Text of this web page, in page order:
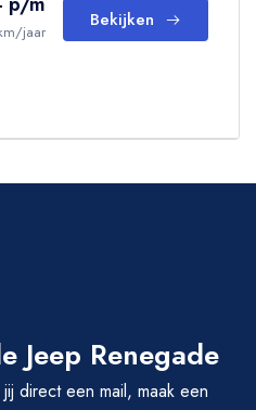
jaar
Bekijken
Jeep Renegade
direct een mail, maak een